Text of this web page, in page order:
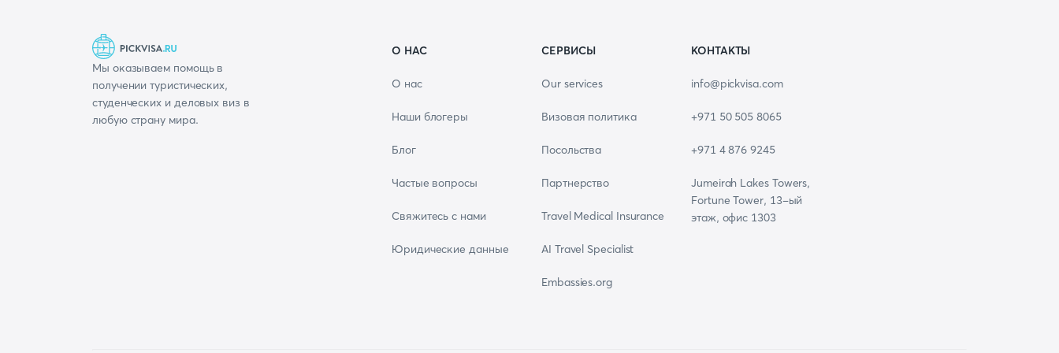
Мы оказываем помощь в
получении туристических,
студенческих и деловых виз в
любую страну мира.
О НАС
О нас
Наши блогеры
Блог
Частые вопросы
Свяжитесь с нами
Юридические данные
СЕРВИСЫ
Our services
Визовая политика
Посольства
Партнерство
Travel Medical Insurance
AI Travel Specialist
Embassies.org
КОНТАКТЫ
info@pickvisa.com
+971 50 505 8065
+971 4 876 9245
Jumeirah Lakes Towers,
Fortune Tower, 13-ый
этаж, офис 1303